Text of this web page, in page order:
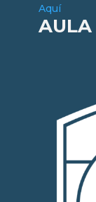
Aquí
AULA